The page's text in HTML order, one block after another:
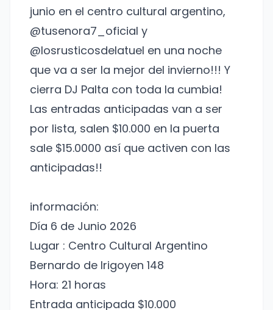
junio en el centro cultural argentino,
@tusenora7_oficial y
@losrusticosdelatuel en una noche
que va a ser la mejor del invierno!!! Y
cierra DJ Palta con toda la cumbia!
Las entradas anticipadas van a ser
por lista, salen $10.000 en la puerta
sale $15.0000 así que activen con las
anticipadas!!
información:
Día 6 de Junio 2026
Lugar : Centro Cultural Argentino
Bernardo de Irigoyen 148
Hora: 21 horas
Entrada anticipada $10.000